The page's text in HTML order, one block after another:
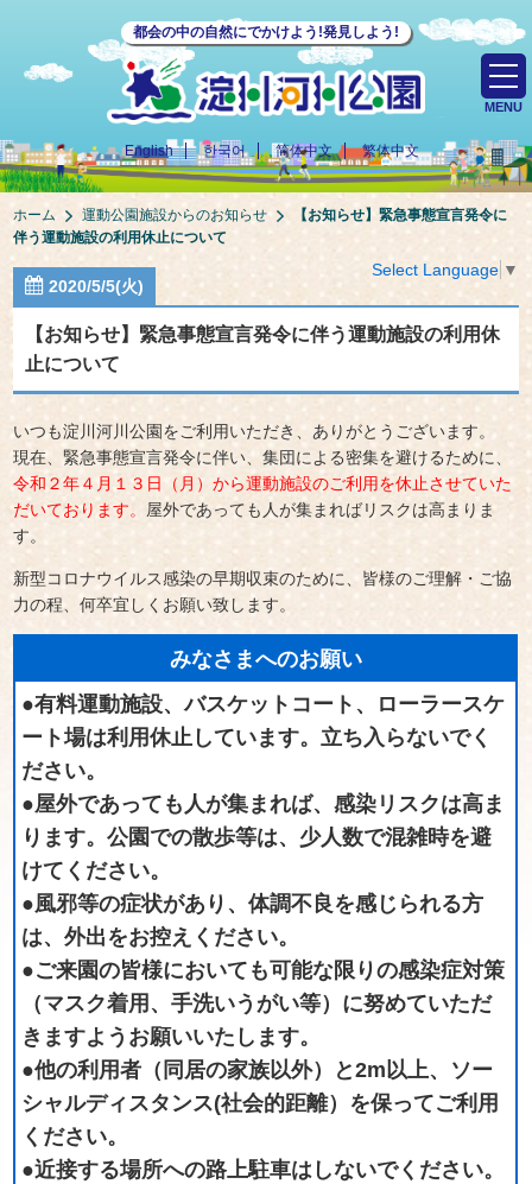
都会の中の自然にでかけよう!発見しよう!
English 한국어 简体中文 繁体中文
MENU
ホーム 運動公園施設からのお知らせ
【お知らせ】緊急事態宣言発令に
伴う運動施設の利用休止について
Select Language ▼
2020/5/5(火)
【お知らせ】緊急事態宣言発令に伴う運動施設の利用休
止について
いつも淀川河川公園をご利用いただき、ありがとうございます。
現在、緊急事態宣言発令に伴い、集団による密集を避けるために、
令和２年４月１３日（月）から運動施設のご利用を休止させていた
だいております。 屋外であっても人が集まればリスクは高まりま
す。
新型コロナウイルス感染の早期収束のために、皆様のご理解・ご協
力の程、何卒宜しくお願い致します。
みなさまへのお願い
●有料運動施設、バスケットコート、ローラースケ
ート場は利用休止しています。立ち入らないでく
ださい。
●屋外であっても人が集まれば、感染リスクは高ま
ります。公園での散歩等は、少人数で混雑時を避
けてください。
●風邪等の症状があり、体調不良を感じられる方
は、外出をお控えください。
●ご来園の皆様においても可能な限りの感染症対策
（マスク着用、手洗いうがい等）に努めていただ
きますようお願いいたします。
●他の利用者（同居の家族以外）と2m以上、ソー
シャルディスタンス(社会的距離）を保ってご利用
ください。
●近接する場所への路上駐車はしないでください。